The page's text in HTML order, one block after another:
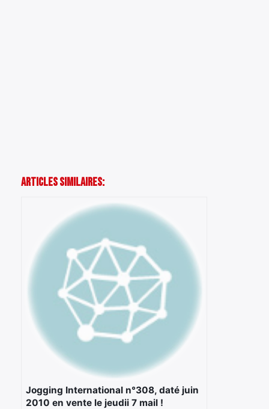
Articles Similaires:
Jogging International n°308, daté juin
2010 en vente le jeudii 7 mail !